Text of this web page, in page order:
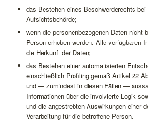
das Bestehen eines Beschwerderechts bei
Aufsichtsbehörde;
wenn die personenbezogenen Daten nicht
Person erhoben werden: Alle verfügbaren
die Herkunft der Daten;
das Bestehen einer automatisierten
einschließlich Profiling gemäß Artikel 22
und — zumindest in diesen Fällen —
Informationen über die involvierte Logik
und die angestrebten Auswirkungen einer
Verarbeitung für die betroffene Person.